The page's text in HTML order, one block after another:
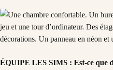
ÉQUIPE LES SIMS : Est-ce que